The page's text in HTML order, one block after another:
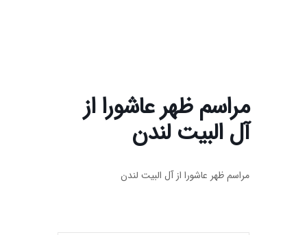
مراسم ظهر عاشورا از
آل البیت لندن
مراسم ظهر عاشورا از آل البیت لندن